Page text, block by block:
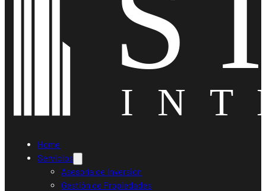
Home
Servicios
Asesoría de Inversión
Gestión de Propiedades